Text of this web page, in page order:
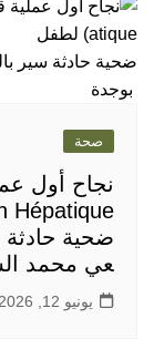
صحة
ضحية حادثة
عي محمد
يونيو 12, 2026